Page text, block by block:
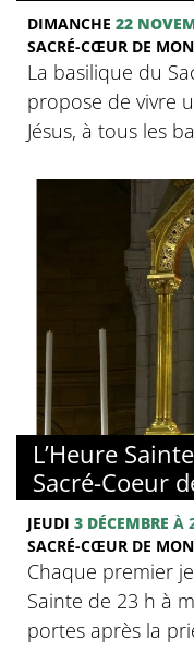
DIMANCHE 22
SACRÉ-CŒUR DE
La basilique du
propose de vivre
Jésus, à tous les
L’Heure
Sacré-Coeur
JEUDI 3 DÉCEMBRE À
SACRÉ-CŒUR DE
Chaque premier
Sainte de 23 h à
portes après la